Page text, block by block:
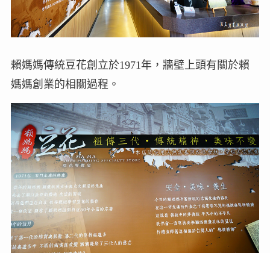
賴媽媽傳統豆花創立於1971年，牆壁上頭有關於賴
媽媽創業的相關過程。